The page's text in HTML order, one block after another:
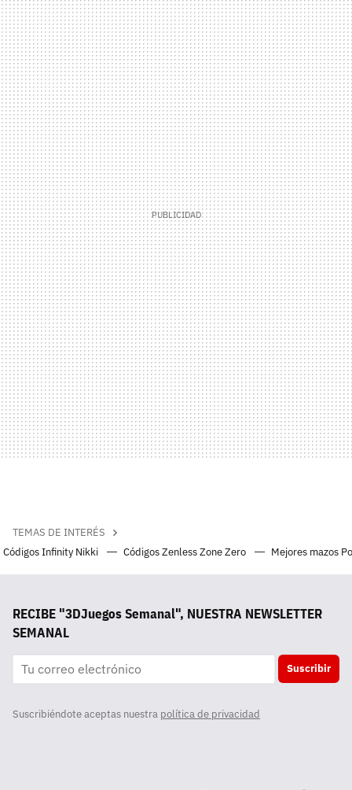
TEMAS DE INTERÉS
Códigos Infinity Nikki
Códigos Zenless Zone Zero Mejores mazos
RECIBE "3DJuegos Semanal", NUESTRA NEWSLETTER
SEMANAL
Suscribir
Suscribiéndote aceptas nuestra política de privacidad